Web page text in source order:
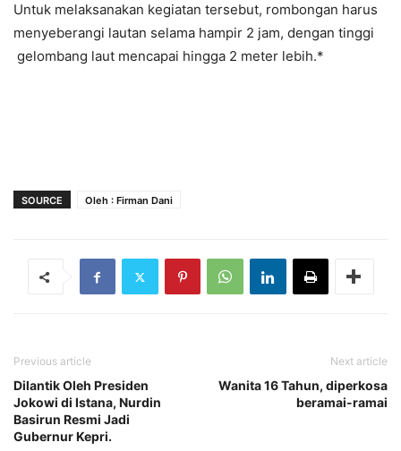
Untuk melaksanakan kegiatan tersebut, rombongan harus
menyeberangi lautan selama hampir 2 jam, dengan tinggi
gelombang laut mencapai hingga 2 meter lebih.*
SOURCE Oleh : Firman Dani
Previous article
Dilantik Oleh Presiden
Jokowi di Istana, Nurdin
Basirun Resmi Jadi
Gubernur Kepri.
Next article
Wanita 16 Tahun, diperkosa
beramai-ramai